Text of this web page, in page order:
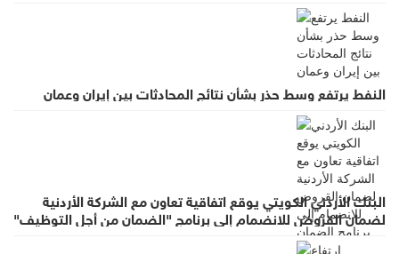
النفط يرتفع وسط حذر بشأن نتائج المحادثات بين إيران وعمان
البنك الأردني الكويتي يوقع اتفاقية تعاون مع الشركة الأردنية
لضمان القروض للانضمام إلى برنامج "الضمان من أجل التوظيف"